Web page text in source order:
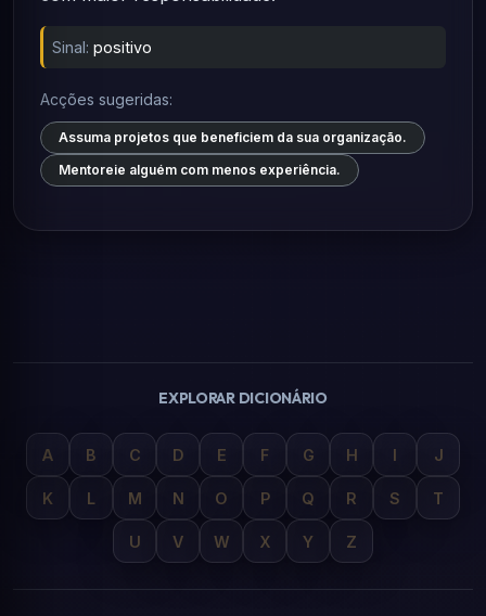
Sinal: positivo
Acções sugeridas:
Assuma projetos que beneficiem da sua organização.
Mentoreie alguém com menos experiência.
EXPLORAR DICIONÁRIO
A B C D E F G H I J
K L M N O P Q R S T
U V W X Y Z